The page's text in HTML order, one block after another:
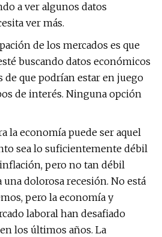
a ver algunos datos
ver más.
de los mercados es que
buscando datos económicos
de que podrían estar en juego
de interés. Ninguna opción
la economía puede ser aquel
sea lo suficientemente débil
pero no tan débil
dolorosa recesión. No está
pero la economía y
laboral han desafiado
los últimos años. La